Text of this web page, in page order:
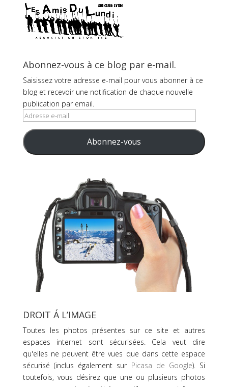
Abonnez-vous à ce blog par e-mail.
Saisissez votre adresse e-mail pour vous abonner à ce
blog et recevoir une notification de chaque nouvelle
publication par email.
Adresse
mail
Abonnez-vous
DROIT Á L’IMAGE
Toutes les photos présentes sur ce site et autres
espaces internet sont sécurisées. Cela veut dire
qu'elles ne peuvent être vues que dans cette espace
sécurisé (inclus également sur Picasa de Google). Si
toutefois, vous désirez que une ou plusieurs photos